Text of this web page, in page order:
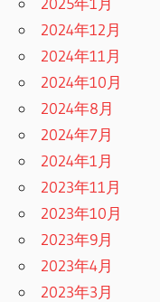
2024年12月
2024年11月
2024年10月
2024年8月
2024年7月
2024年1月
2023年11月
2023年10月
2023年9月
2023年4月
2023年3月